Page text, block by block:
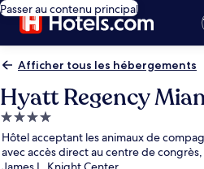
Passer au contenu principal
Afficher tous les hébergements
Hyatt Regency
Hébergement
4.0 étoiles
Hôtel acceptant les animaux de
avec accès direct au centre de